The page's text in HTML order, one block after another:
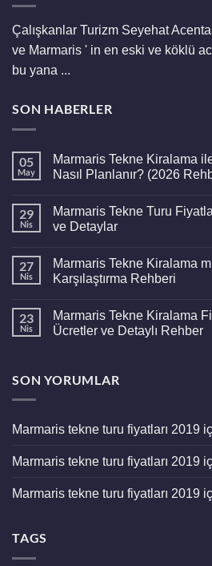
Çalışkanlar Turizm Seyehat
ve Marmaris ' in en eski ve köklü
bu yana ...
SON HABERLER
05
May
Marmaris Tekne Kiralama
Nasıl Planlanır? (2026
Marmaris
Tekne
Kiralama
Bir
Gün
Nasıl
Rehberi)
29
Nis
Marmaris Tekne Turu
ve Detaylar
Marmaris
Tekne
Turu
–
Güncel
Liste
27
Nis
Marmaris Tekne Kiralama
Karşılaştırma Rehberi
Marmaris
Tekne
Kiralama
mu?
2026
23
Nis
Marmaris Tekne Kiralama
Ücretler ve Detaylı Rehber
Tekne
Kiralama
Güncel
Detaylı
SON YORUMLAR
Marmaris tekne turu fiyatları 2019
Marmaris tekne turu fiyatları 2019
Marmaris tekne turu fiyatları 2019
TAGS